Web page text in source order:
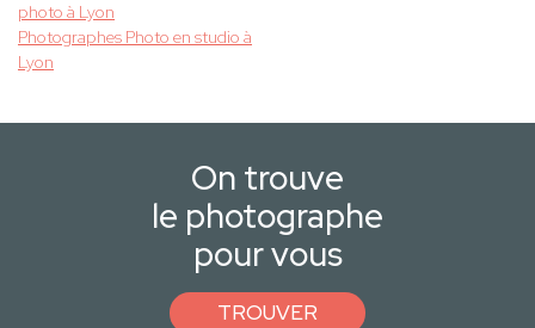
photo à Lyon
Photographes Photo en studio à
Lyon
On trouve
le photographe
pour vous
TROUVER